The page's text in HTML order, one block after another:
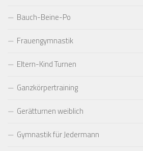
Bauch-Beine-Po
Frauengymnastik
Eltern-Kind Turnen
Ganzkörpertraining
Gerätturnen weiblich
Gymnastik für Jedermann